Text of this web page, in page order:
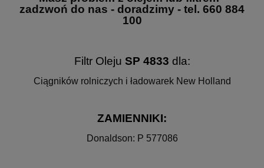
zadzwoń do nas - doradzimy - tel. 660 884
100
Filtr Oleju SP 4833 dla:
Ciągników rolniczych i ładowarek New Holland
ZAMIENNIKI:
Donaldson: P 577086